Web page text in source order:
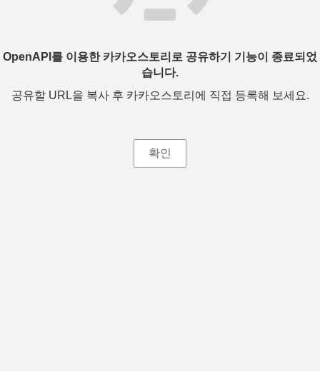
OpenAPI를 이용한 카카오스토리로 공유하기 기능이 종료되었
습니다.
공유할 URL을 복사 후 카카오스토리에 직접 등록해 보세요.
확인